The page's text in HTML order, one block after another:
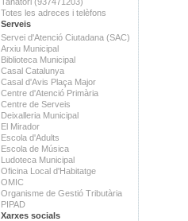
Totes les adreces i telèfons
Serveis
Servei d'Atenció Ciutadana (SAC)
Arxiu Municipal
Biblioteca Municipal
Casal Catalunya
Casal d'Avis Plaça Major
Centre d'Atenció Primària
Centre de Serveis
Deixalleria Municipal
El Mirador
Escola d'Adults
Escola de Música
Ludoteca Municipal
Oficina Local d'Habitatge
OMIC
Organisme de Gestió Tributària
PIPAD
Xarxes socials